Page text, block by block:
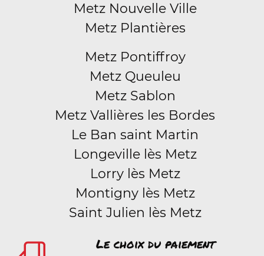
Metz Nouvelle Ville
Metz Plantières
Metz Pontiffroy
Metz Queuleu
Metz Sablon
Metz Vallières les Bordes
Le Ban saint Martin
Longeville lès Metz
Lorry lès Metz
Montigny lès Metz
Saint Julien lès Metz
Le choix du paiement